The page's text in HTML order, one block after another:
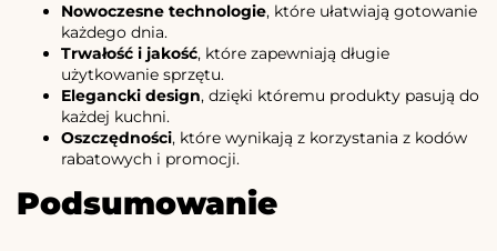
Nowoczesne technologie, które ułatwiają gotowanie
każdego dnia.
Trwałość i jakość, które zapewniają długie
użytkowanie sprzętu.
Elegancki design, dzięki któremu produkty pasują do
każdej kuchni.
Oszczędności, które wynikają z korzystania z kodów
rabatowych i promocji.
Podsumowanie